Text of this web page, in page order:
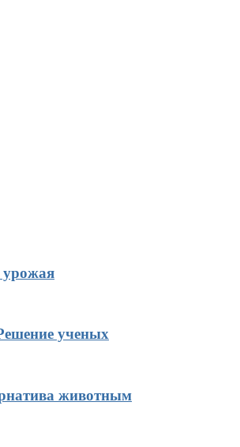
урожая
ученых
животным